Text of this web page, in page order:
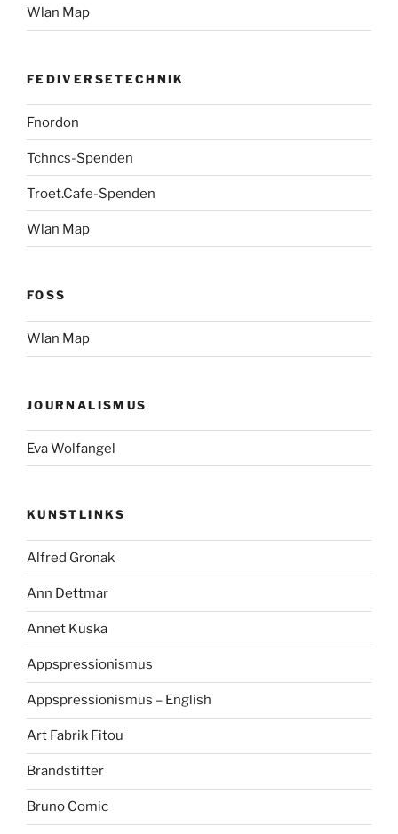
Wlan Map
FEDIVERSETECHNIK
Fnordon
Tchncs-Spenden
Troet.Cafe-Spenden
Wlan Map
FOSS
Wlan Map
JOURNALISMUS
Eva Wolfangel
KUNSTLINKS
Alfred Gronak
Ann Dettmar
Annet Kuska
Appspressionismus
Appspressionismus – English
Art Fabrik Fitou
Brandstifter
Bruno Comic